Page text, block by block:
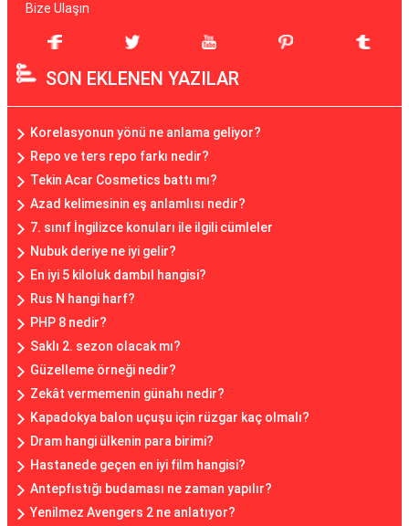
Bize Ulaşın
SON EKLENEN YAZILAR
Korelasyonun yönü ne anlama geliyor?
Repo ve ters repo farkı nedir?
Tekin Acar Cosmetics battı mı?
Azad kelimesinin eş anlamlısı nedir?
7. sınıf İngilizce konuları ile ilgili cümleler
Nubuk deriye ne iyi gelir?
En iyi 5 kiloluk dambıl hangisi?
Rus N hangi harf?
PHP 8 nedir?
Saklı 2. sezon olacak mı?
Güzelleme örneği nedir?
Zekât vermemenin günahı nedir?
Kapadokya balon uçuşu için rüzgar kaç olmalı?
Dram hangi ülkenin para birimi?
Hastanede geçen en iyi film hangisi?
Antepfıstığı budaması ne zaman yapılır?
Yenilmez Avengers 2 ne anlatıyor?